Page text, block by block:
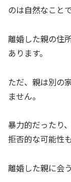
のは自然なことで
離婚した親の住
あります。
ただ、親は別の
ません。
暴力的だったり
拒否的な可能性
離婚した親に会